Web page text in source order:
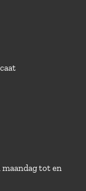
maandag tot en